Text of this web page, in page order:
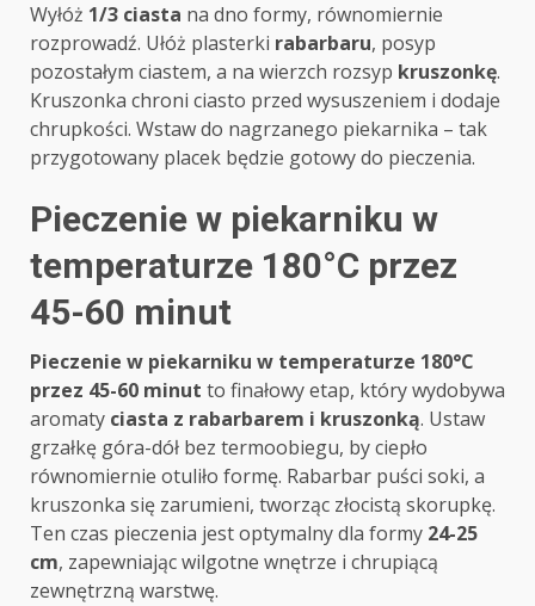
Wyłóż 1/3 ciasta na dno formy, równomiernie
rozprowadź. Ułóż plasterki rabarbaru, posyp
pozostałym ciastem, a na wierzch rozsyp kruszonkę.
Kruszonka chroni ciasto przed wysuszeniem i dodaje
chrupkości. Wstaw do nagrzanego piekarnika – tak
przygotowany placek będzie gotowy do pieczenia.
Pieczenie w piekarniku w
temperaturze 180°C przez
45-60 minut
Pieczenie w piekarniku w temperaturze 180°C
przez 45-60 minut to finałowy etap, który wydobywa
aromaty ciasta z rabarbarem i kruszonką. Ustaw
grzałkę góra-dół bez termoobiegu, by ciepło
równomiernie otuliło formę. Rabarbar puści soki, a
kruszonka się zarumieni, tworząc złocistą skorupkę.
Ten czas pieczenia jest optymalny dla formy 24-25
cm, zapewniając wilgotne wnętrze i chrupiącą
zewnętrzną warstwę.